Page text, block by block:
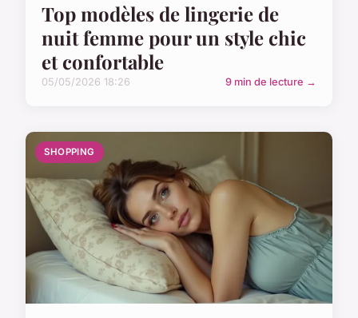
Top modèles de lingerie de
nuit femme pour un style chic
et confortable
05/05/2026 18:26 9 min de lecture →
SHOPPING